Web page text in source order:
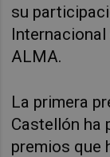
su
ALMA.
La primera
Castellón ha
premios que